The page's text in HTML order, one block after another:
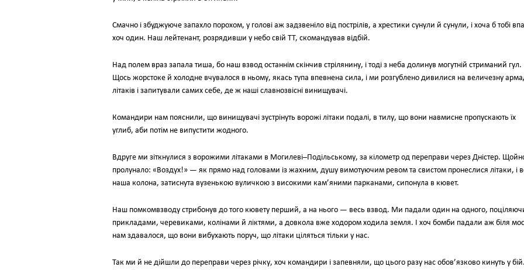
Смачно і збуджуюче запахло порохом, у голові аж задзвеніло від пострілів, а хрестики сунули й сунули, і хоча б тобі
хоч один. Наш лейтенант, розрядивши у небо свій ТТ, скомандував відбій.
Над полем враз запала тиша, бо наш взвод останнім скінчив стрілянину, і тоді з неба долинув могутній стриманий гул.
Щось жорстоке й холодне вчувалося в ньому, якась тупа впевнена сила, і ми розгублено дивилися на величезну
літаків і запитували самих себе, де ж наші славнозвісні винищувачі.
Командири нам пояснили, що винищувачі зустрінуть ворожі літаки подалі, в тилу, що вони навмисне пропускають їх
углиб, аби потім не випустити жодного.
Вдруге ми зіткнулися з ворожими літаками в Могилеві–Подільському, за кілометр од переправи через Дністер.
пролунало: «Воздух!» — як прямо над головами із жахним, душу вимотуючим ревом та свистом пронеслися літаки, і
наша колона, затиснута вузенькою вуличкою з високими кам’яними парканами, сипонула в кювет.
Наш помкомвзводу стрибонув до того кювету перший, а на нього — весь взвод. Ми падали один на одного,
прикладами, черевиками, колінами й ліктями, а довкола вже ходором ходила земля. І хоч бомби падали аж біля
нам здавалося, що вони вибухають поруч, що літаки ціляться тільки у нас.
Так ми й не дійшли до переправи через річку, хоч командири і запевняли, що цього разу нас обов’язково кинуть у бій.